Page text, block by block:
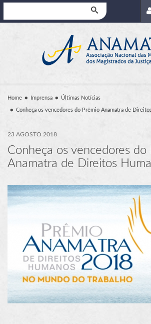
Home Imprensa Últimas Notícias
Conheça os vencedores do Prêmio Anamatra de
23 AGOSTO 2018
Conheça os vencedores do
Anamatra de Direitos